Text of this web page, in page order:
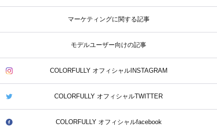
マーケティングに関する記事
モデルユーザー向けの記事
COLORFULLY オフィシャルINSTAGRAM
COLORFULLY オフィシャルTWITTER
COLORFULLY オフィシャルfacebook